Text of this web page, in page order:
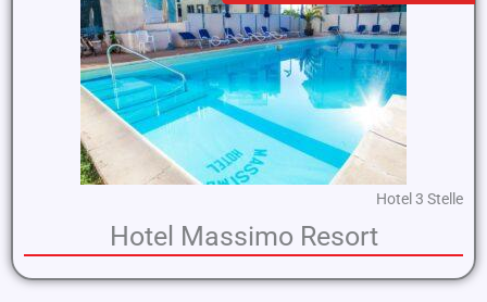
Hotel 3 Stelle
Hotel Massimo Resort